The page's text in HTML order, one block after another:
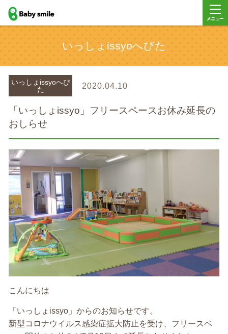
baby smile
いっしょissyoへびた
いっしょissyoへび
た
2020.04.10
「いっしょissyo」フリースペースお休み延長の
おしらせ
こんにちは
「いっしょissyo」からのお知らせです。
新型コロナウイルス感染症拡大防止を受け、フリースペ